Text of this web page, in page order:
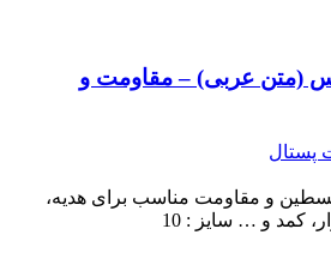
(متن عربی) – مقاومت و
پستال
و مقاومت مناسب برای هدیه،
کمد و … سایز : 10